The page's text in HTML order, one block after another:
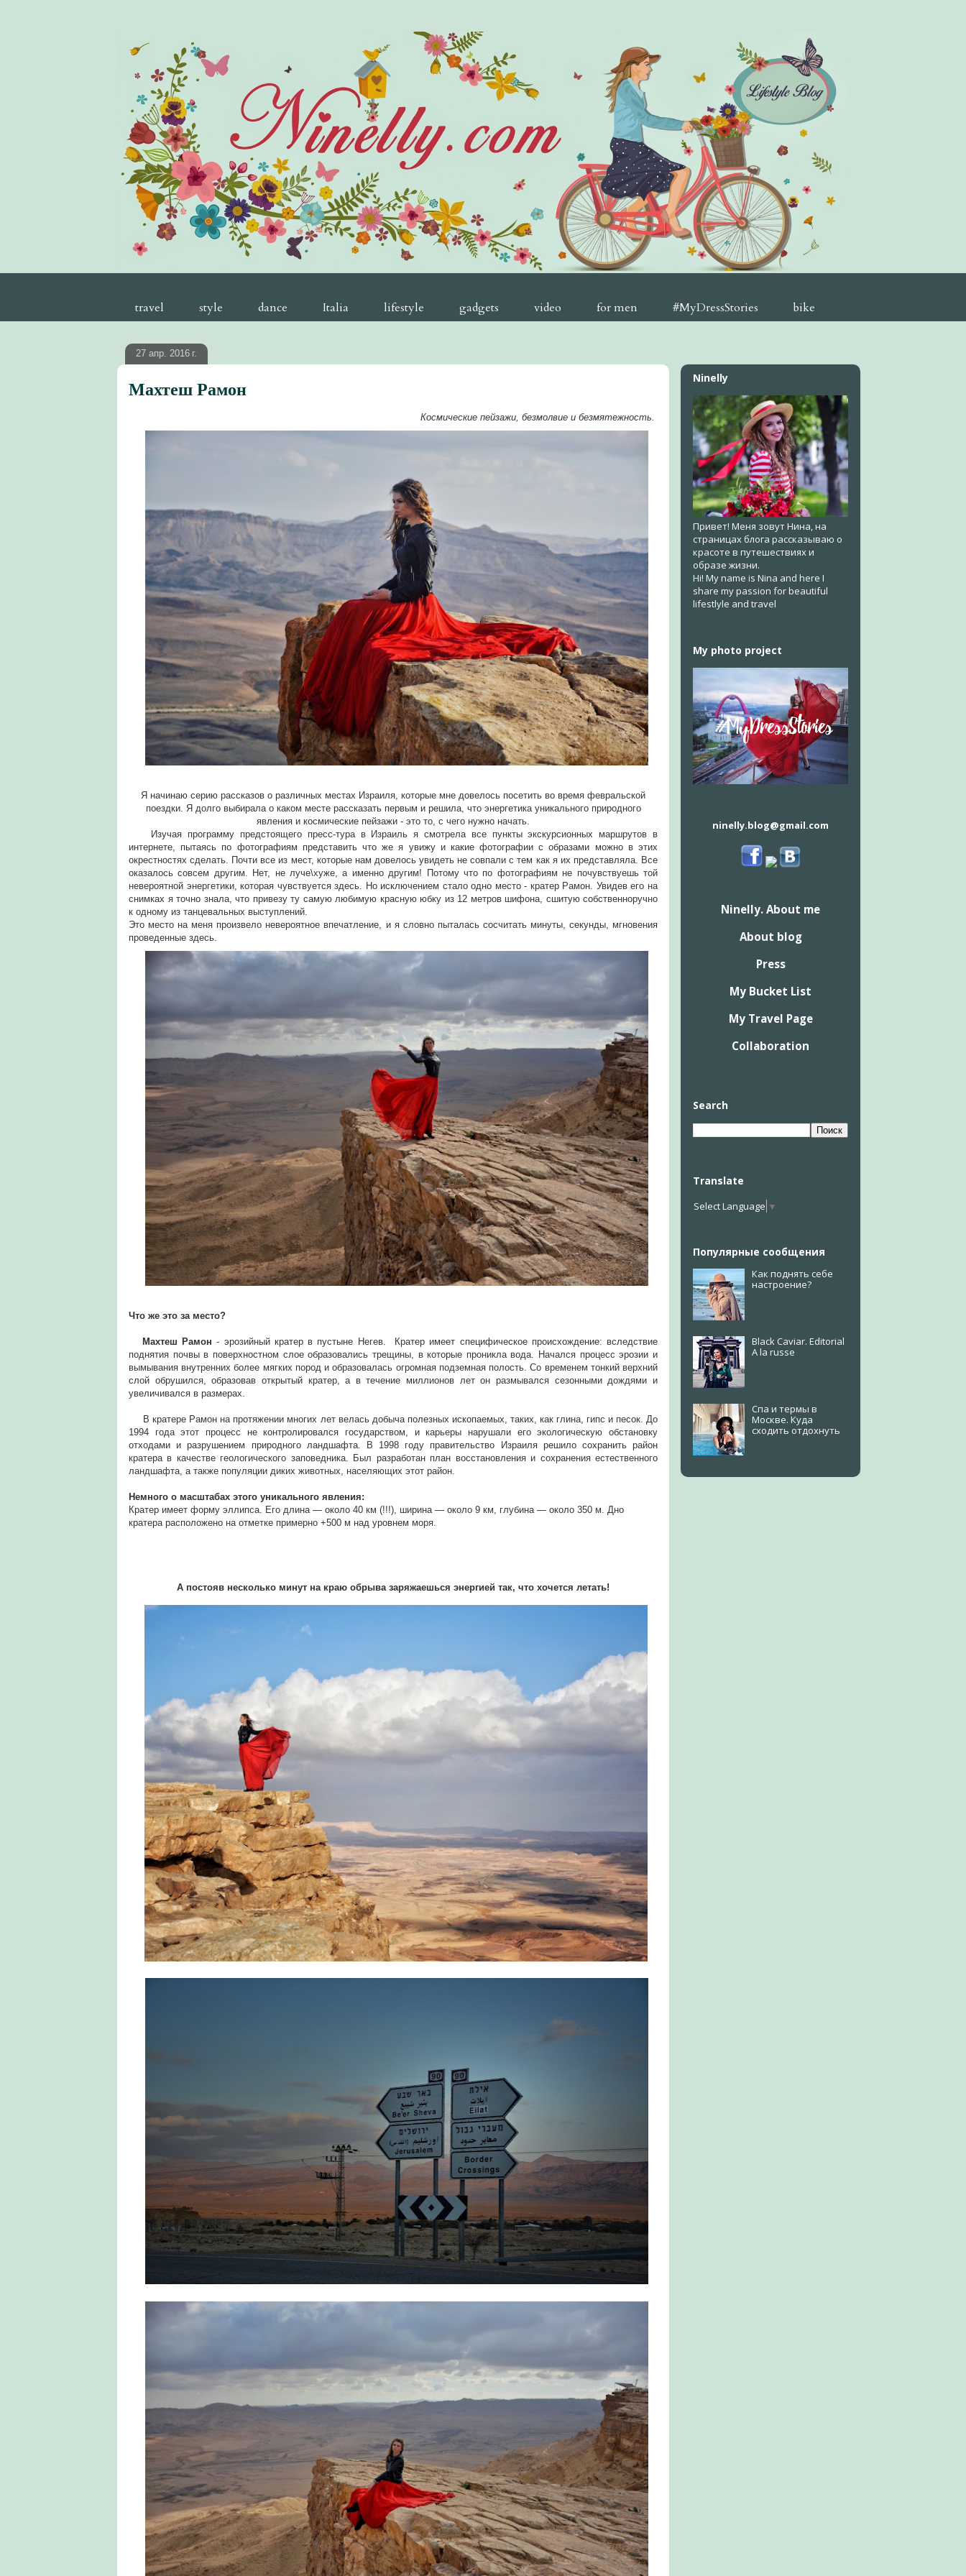
travel style dance Italia lifestyle gadgets video for men #MyDressStories bike
27 апр. 2016 г.
Махтеш Рамон
Космические пейзажи, безмолвие и безмятежность.
Я начинаю серию рассказов о различных местах Израиля, которые мне довелось посетить во время февральской
поездки. Я долго выбирала о каком месте рассказать первым и решила, что энергетика уникального природного
явления и космические пейзажи - это то, с чего нужно начать.
Изучая программу предстоящего пресс-тура в Израиль я смотрела все пункты экскурсионных маршрутов в
интернете, пытаясь по фотографиям представить что же я увижу и какие фотографии с образами можно в этих
окрестностях сделать. Почти все из мест, которые нам довелось увидеть не совпали с тем как я их представляла. Все
оказалось совсем другим. Нет, не луче\хуже, а именно другим! Потому что по фотографиям не почувствуешь той
невероятной энергетики, которая чувствуется здесь. Но исключением стало одно место - кратер Рамон. Увидев его на
снимках я точно знала, что привезу ту самую любимую красную юбку из 12 метров шифона, сшитую собственноручно
к одному из танцевальных выступлений.
Это место на меня произвело невероятное впечатление, и я словно пыталась сосчитать минуты, секунды, мгновения
проведенные здесь.
Что же это за место?
Махтеш Рамон - эрозийный кратер в пустыне Негев. Кратер имеет специфическое происхождение: вследствие
поднятия почвы в поверхностном слое образовались трещины, в которые проникла вода. Начался процесс эрозии и
вымывания внутренних более мягких пород и образовалась огромная подземная полость. Со временем тонкий верхний
слой обрушился, образовав открытый кратер, а в течение миллионов лет он размывался сезонными дождями и
увеличивался в размерах.
В кратере Рамон на протяжении многих лет велась добыча полезных ископаемых, таких, как глина, гипс и песок. До
1994 года этот процесс не контролировался государством, и карьеры нарушали его экологическую обстановку
отходами и разрушением природного ландшафта. В 1998 году правительство Израиля решило сохранить район
кратера в качестве геологического заповедника. Был разработан план восстановления и сохранения естественного
ландшафта, а также популяции диких животных, населяющих этот район.
Немного о масштабах этого уникального явления:
Кратер имеет форму эллипса. Его длина — около 40 км (!!!), ширина — около 9 км, глубина — около 350 м. Дно
кратера расположено на отметке примерно +500 м над уровнем моря.
А постояв несколько минут на краю обрыва заряжаешься энергией так, что хочется летать!
Ninelly
Привет! Меня зовут Нина, на
страницах блога рассказываю о
красоте в путешествиях и
образе жизни.
Hi! My name is Nina and here I
share my passion for beautiful
lifestlyle and travel
My photo project
ninelly.blog@gmail.com
Ninelly. About me
About blog
Press
My Bucket List
My Travel Page
Collaboration
Search
Translate
Select Language ▼
Популярные сообщения
Как поднять себе
настроение?
Black Caviar. Editorial
A la russe
Спа и термы в
Москве. Куда
сходить отдохнуть